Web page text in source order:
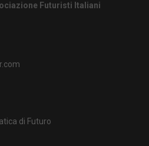
Futuristi Italiani
di Futuro